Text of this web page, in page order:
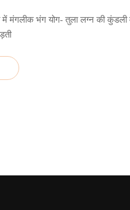
मंगलीक भंग योग- तुला लग्न की कुंडली